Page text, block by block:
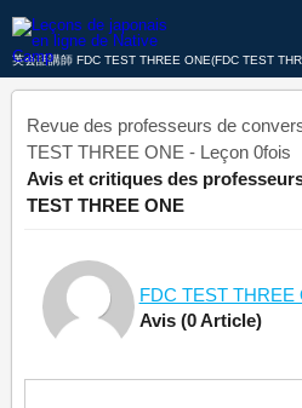
英会話講師 FDC TEST THREE ONE(FDC TEST
Revue des professeurs de
TEST THREE ONE - Leçon 0fois
Avis et critiques des
TEST THREE ONE
FDC TEST THREE
Avis (0 Article)